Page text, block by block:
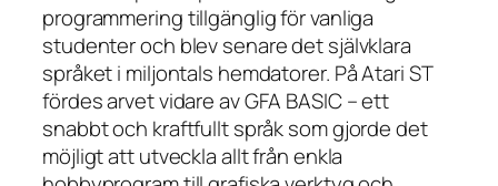
programmering tillgänglig för vanliga
studenter och blev senare det självklara
språket i miljontals hemdatorer. På Atari ST
fördes arvet vidare av GFA BASIC – ett
snabbt och kraftfullt språk som gjorde det
möjligt att utveckla allt från enkla